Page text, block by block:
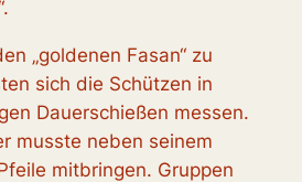
„goldenen Fasan“ zu
sich die Schützen in
Dauerschießen messen.
musste neben seinem
mitbringen. Gruppen